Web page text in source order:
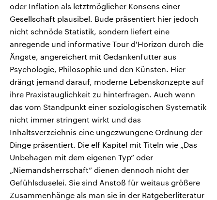
oder Inflation als letztmöglicher Konsens einer
Gesellschaft plausibel. Bude präsentiert hier jedoch
nicht schnöde Statistik, sondern liefert eine
anregende und informative Tour d'Horizon durch die
Ängste, angereichert mit Gedankenfutter aus
Psychologie, Philosophie und den Künsten. Hier
drängt jemand darauf, moderne Lebenskonzepte auf
ihre Praxistauglichkeit zu hinterfragen. Auch wenn
das vom Standpunkt einer soziologischen Systematik
nicht immer stringent wirkt und das
Inhaltsverzeichnis eine ungezwungene Ordnung der
Dinge präsentiert. Die elf Kapitel mit Titeln wie „Das
Unbehagen mit dem eigenen Typ“ oder
„Niemandsherrschaft“ dienen dennoch nicht der
Gefühlsduselei. Sie sind Anstoß für weitaus größere
Zusammenhänge als man sie in der Ratgeberliteratur